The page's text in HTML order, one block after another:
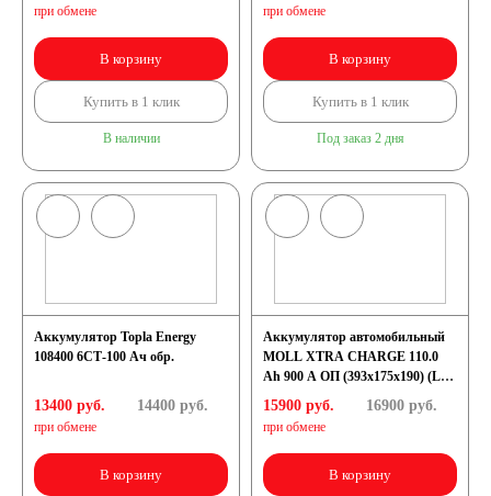
при обмене
В корзину
Купить в 1 клик
В наличии
при обмене
В корзину
Купить в 1 клик
Под заказ 2 дня
Аккумулятор Topla Energy
108400 6СТ-100 Ач обр.
13400 руб.
при обмене
14400руб.
В корзину
Аккумулятор автомобильный
MOLL XTRA CHARGE 110.0
Ah 900 A ОП (393х175х190) (L6.0
84110)
15900 руб.
при обмене
16900руб.
В корзину